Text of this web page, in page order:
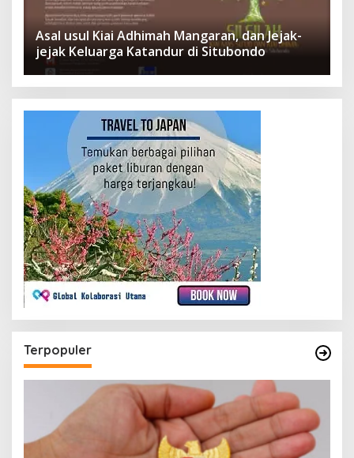
Asal usul Kiai Adhimah Mangaran, dan Jejak-
jejak Keluarga Katandur di Situbondo
Terpopuler